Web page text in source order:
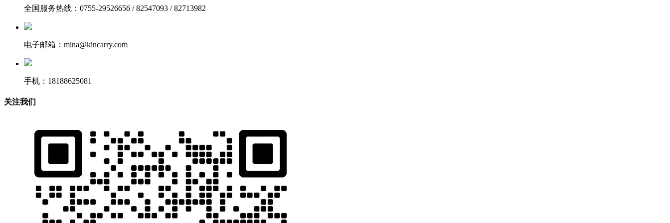
全国服务热线：0755-29526656 / 82547093 / 82713982
电子邮箱：mina@kincarry.com
手机：18188625081
关注我们